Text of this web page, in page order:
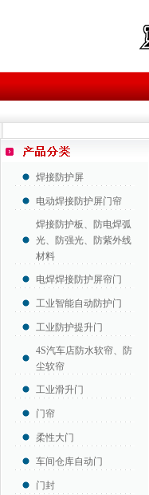
焊接防护屏
电动焊接防护屏门帘
焊接防护板、防电焊弧
光、防强光、防紫外线
材料
电焊焊接防护屏帘门
工业智能自动防护门
工业防护提升门
4S汽车店防水软帘、防
尘软帘
工业滑升门
门帘
柔性大门
车间仓库自动门
门封